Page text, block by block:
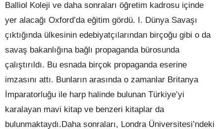
Balliol Koleji ve daha sonraları öğretim kadrosu içinde
yer alacağı Oxford’da eğitim gördü. I. Dünya Savaşı
çıktığında ülkesinin edebiyatçılarından birçoğu gibi o da
savaş bakanlığına bağlı propaganda bürosunda
çalıştırıldı. Bu esnada birçok propaganda eserine
imzasını attı. Bunların arasında o zamanlar Britanya
İmparatorluğu ile harp halinde bulunan Türkiye’yi
karalayan mavi kitap ve benzeri kitaplar da
bulunmaktaydı.Daha sonraları, Londra Üniversitesi’ndeki